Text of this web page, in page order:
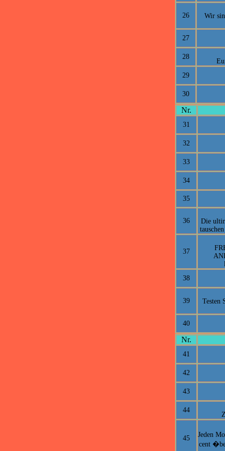
26 Wir
27
28
29
30
Nr.
31
32
33
34
35
36
Die
37
38
39 Testen
40
Nr.
41
42
43
44
45
Jeden
cent